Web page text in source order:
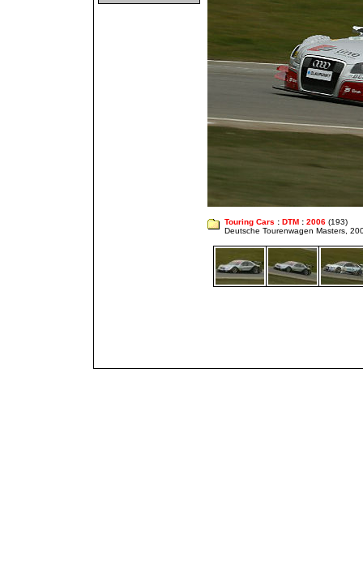
Touring Cars : DTM : 2006 (193)
Deutsche Tourenwagen Masters,